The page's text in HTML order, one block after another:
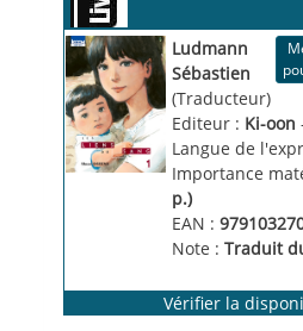
Ludmann
Sébastien
(Traducteur)
Editeur : Ki-oon
Langue de
Importance
p.)
EAN :
Note : Traduit
Vérifier la